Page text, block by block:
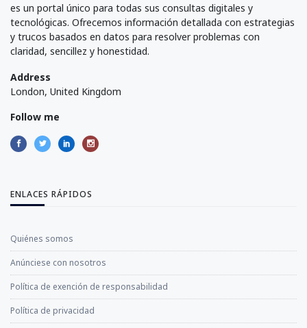
es un portal único para todas sus consultas digitales y
tecnológicas. Ofrecemos información detallada con estrategias
y trucos basados en datos para resolver problemas con
claridad, sencillez y honestidad.
Address
London, United Kingdom
Follow me
ENLACES RÁPIDOS
Quiénes somos
Anúnciese con nosotros
Política de exención de responsabilidad
Política de privacidad